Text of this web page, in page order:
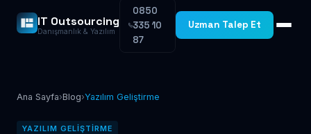
IT Outsourcing
Danışmanlık & Yazılım
0850
335 10
87
Uzman Talep Et
Ana Sayfa›Blog›Yazılım Geliştirme
YAZILIM GELIŞTIRME